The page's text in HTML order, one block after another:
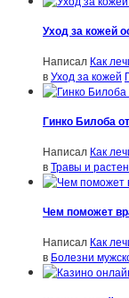
Уход за кожей
Написал Как
вУход за кожей
Гинко Билоба
Написал Как
вТравы и
Чем поможет
Написал Как
в Болезни